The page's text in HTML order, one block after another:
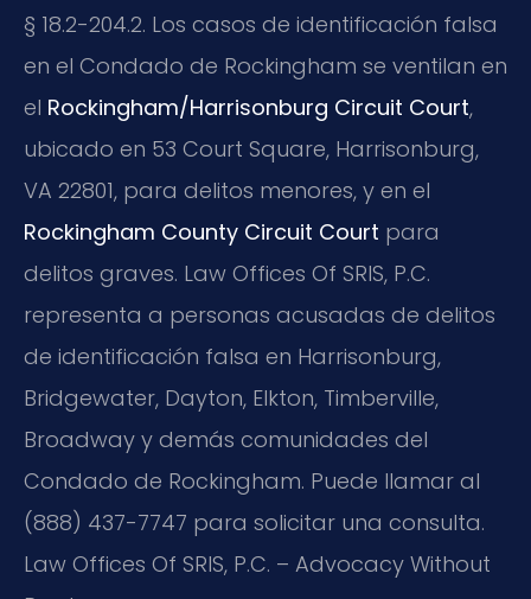
§ 18.2-204.2. Los casos de identificación falsa
en el Condado de Rockingham se ventilan en
el Rockingham/Harrisonburg Circuit Court,
ubicado en 53 Court Square, Harrisonburg,
VA 22801, para delitos menores, y en el
Rockingham County Circuit Court para
delitos graves. Law Offices Of SRIS, P.C.
representa a personas acusadas de delitos
de identificación falsa en Harrisonburg,
Bridgewater, Dayton, Elkton, Timberville,
Broadway y demás comunidades del
Condado de Rockingham. Puede llamar al
(888) 437-7747 para solicitar una consulta.
Law Offices Of SRIS, P.C. – Advocacy Without